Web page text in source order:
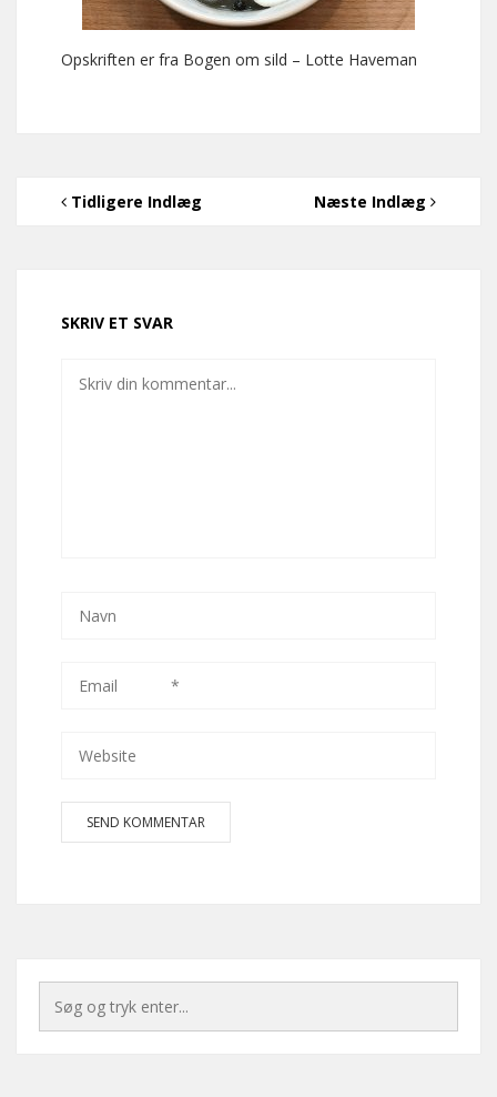
Opskriften er fra Bogen om sild – Lotte Haveman
Tidligere Indlæg Næste Indlæg
SKRIV ET SVAR